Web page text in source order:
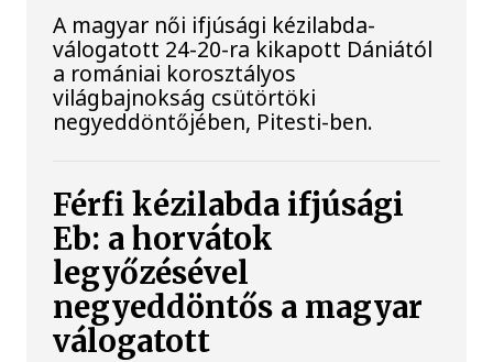
A magyar női ifjúsági kézilabda-
válogatott 24-20-ra kikapott Dániától
a romániai korosztályos
világbajnokság csütörtöki
negyeddöntőjében, Pitesti-ben.
Férfi kézilabda ifjúsági
Eb: a horvátok
legyőzésével
negyeddöntős a magyar
válogatott